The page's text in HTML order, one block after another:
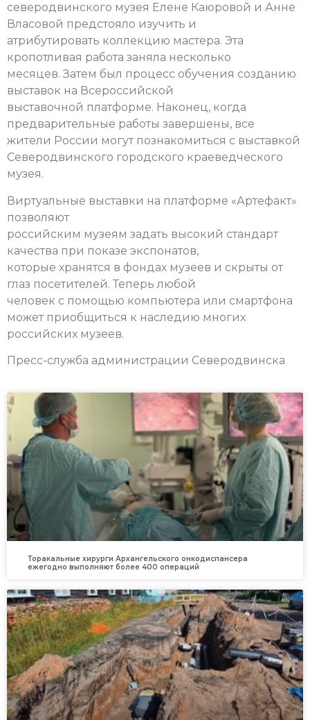
северодвинского музея Елене Каюровой и Анне
Власовой предстояло изучить и
атрибутировать коллекцию мастера. Эта
кропотливая работа заняла несколько
месяцев. Затем был процесс обучения созданию
выставок на Всероссийской
выставочной платформе. Наконец, когда
предварительные работы завершены, все
жители России могут познакомиться с выставкой
Северодвинского городского краеведческого
музея.
Виртуальные выставки на платформе «Артефакт»
позволяют
российским музеям задать высокий стандарт
качества при показе экспонатов,
которые хранятся в фондах музеев и скрыты от
глаз посетителей. Теперь любой
человек с помощью компьютера или смартфона
может приобщиться к наследию многих
российских музеев.
Пресс-служба администрации Северодвинска
Торакальные хирурги Архангельского онкодиспансера
ежегодно выполняют более 400 операций